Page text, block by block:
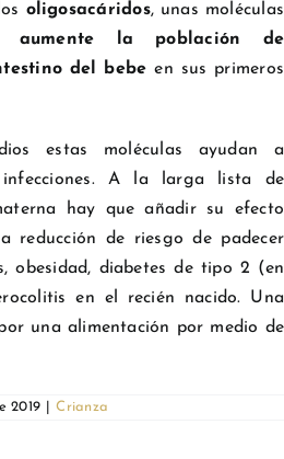
oligosacáridos, unas moléculas
aumente la población de
del bebe en sus primeros
estas moléculas ayudan a
A la larga lista de
hay que añadir su efecto
reducción de riesgo de padecer
obesidad, diabetes de tipo 2 (en
en el recién nacido. Una
una alimentación por medio de
2019 Crianza